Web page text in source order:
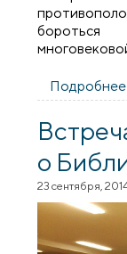
Подробнее
о
23 сентября,